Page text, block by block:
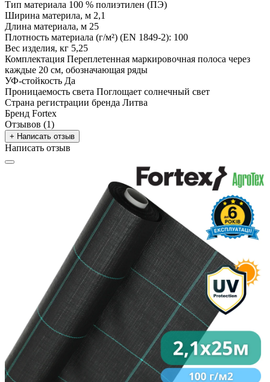
Тип материала 100 % полиэтилен (ПЭ)
Ширина материла, м 2,1
Длина материала, м 25
Плотность материала (г/м²) (EN 1849-2): 100
Вес изделия, кг 5,25
Комплектация Переплетенная маркировочная полоса через
каждые 20 см, обозначающая ряды
УФ-стойкость Да
Проницаемость света Поглощает солнечный свет
Страна регистрации бренда Литва
Бренд Fortex
Отзывов (1)
+ Написать отзыв
Написать отзыв